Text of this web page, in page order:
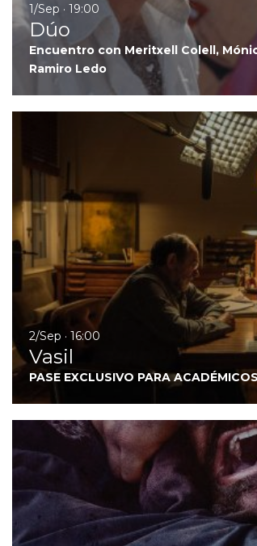
1/Sep · 19:00
Dúo
Encuentro con Meritxell Colell,
Ramiro Ledo
2/Sep · 16:00
Vasil
PASE EXCLUSIVO PARA